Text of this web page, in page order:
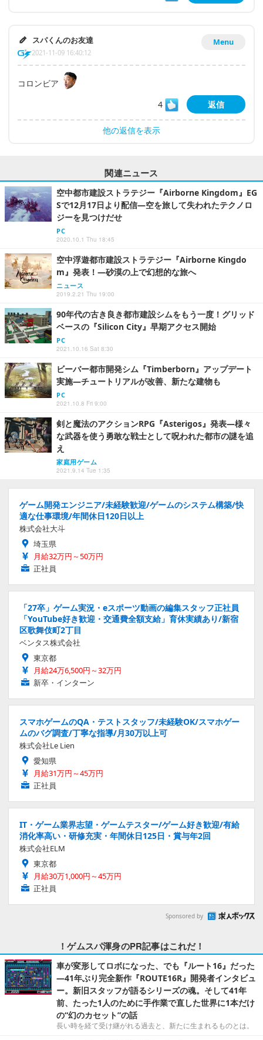
Menu
スパくんのお友達
2021-11-09 16:40:12
コロンビア
4
返信
他の返信を表示
関連ニュース
空中都市建設ストラテジー『Airborne Kingdom』EG
Sで12月17日より配信―空を旅して失われたテクノロ
ジーを見つけだせ
PC
2020.10.1 Thu 18:45
空中浮遊都市建設ストラテジー『Airborne Kingdo
m』発表！―砂漠の上で幻想的な旅へ
ニュース
2019.2.21 Thu 19:00
90年代の古き良き都市建設シムをもう一度！グリッド
ベースの『Silicon City』早期アクセス開始
PC
2021.10.16 Sat 8:30
ビーバー都市開発シム『Timberborn』アップデート
実施―チュートリアルが改善、新たな建物も
PC
2021.10.8 Fri 9:00
剣と魔法のアクションRPG『Asterigos』発表―様々
な武器を使う勇敢な戦士として呪われた都市の謎を追
え
家庭用ゲーム
2021.9.14 Tue 1:35
ゲーム開発エンジニア/未経験歓迎/ゲームのシステム構築/快
適な仕事環境/年間休日120日以上
株式会社大斗
埼玉県
月給32万円～50万円
正社員
「27卒」ゲーム実況・eスポーツ動画の編集スタッフ正社員
「YouTube好き歓迎・交通費全額支給」育休実績あり/新宿
区歌舞伎町2丁目
ベンタス株式会社
東京都
月給24万6,500円～32万円
新卒・インターン
スマホゲームのQA・テストスタッフ/未経験OK/スマホゲー
ムのバグ調査/丁寧な指導/月30万以上可
株式会社Le Lien
愛知県
月給31万円～45万円
正社員
IT・ゲーム業界志望・ゲームテスター/ゲーム好き歓迎/有給
消化率高い・研修充実・年間休日125日・賞与年2回
株式会社ELM
東京都
月給30万1,000円～45万円
正社員
Sponsored by
！ゲムスパ渾身のPR記事はこれだ！
車が変形してロボになった、でも『ルート16』だった
―41年ぶり完全新作『ROUTE16R』開発者インタビュ
ー。新旧スタッフが語るシリーズの魂。そして41年
前、たった1人のために手作業で直した世界に1本だけ
の“幻のカセット”の話
長い時を経て受け継がれる過去と、新たに生まれるものとは。